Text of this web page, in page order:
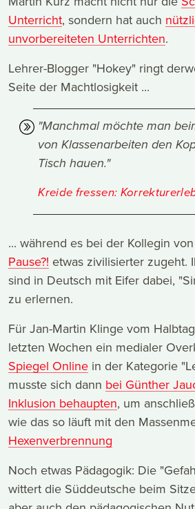
Unterricht, sondern hat auch
unvorbereiteten Unterrichten.
Lehrer-Blogger "Hokey" ringt
Seite der Machtlosigkeit ...
"Manchmal möchte man
von Klassenarbeiten den
Tisch hauen."
Kreide fressen:
... während es bei der Kollegin von
Pause?! etwas zivilisierter zugeht.
sind in Deutsch mit Eifer dabei,
zu erlernen.
Für Jan-Martin Klinge vom
letzten Wochen ein medialer
Spiegel Online in der Kategorie
musste sich dann bei Günther
Inklusion behaupten, um
wie das so läuft mit den
Hexenverbrennung
Noch etwas Pädagogik: Die
wittert die Süddeutsche beim